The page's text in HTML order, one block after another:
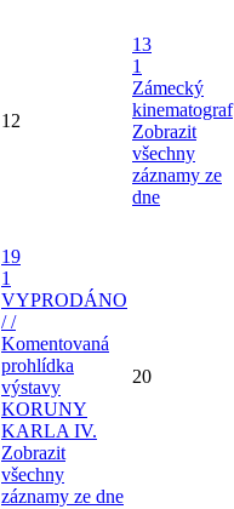
12
13
1
Zámecký
kinematograf
Zobrazit
všechny
záznamy ze
dne
19
1
VYPRODÁNO
/ /
Komentovaná
prohlídka
výstavy
KORUNY
KARLA IV.
Zobrazit
všechny
záznamy ze dne
20